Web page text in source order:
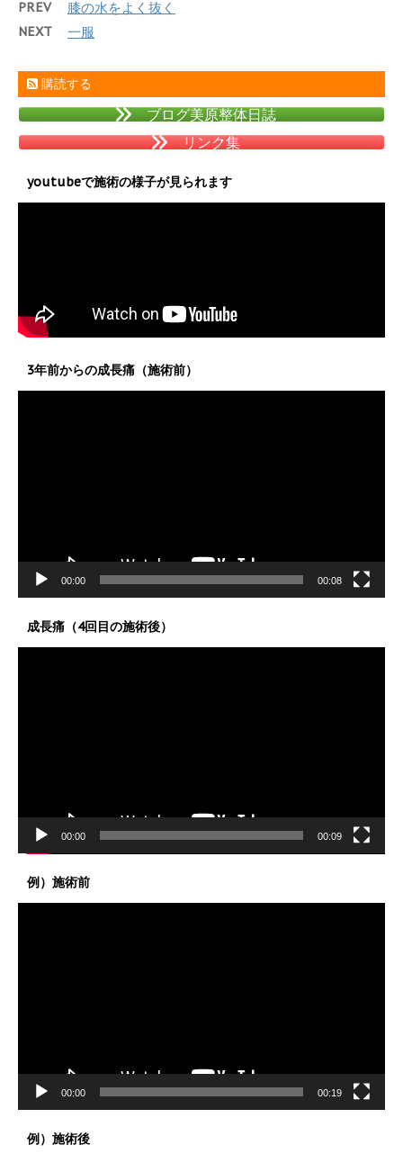
PREV 膝の水をよく抜く
NEXT 一服
購読する
ブログ美原整体日誌
リンク集
youtubeで施術の様子が見られます
3年前からの成長痛（施術前）
00:00 00:08
成長痛（4回目の施術後）
00:00 00:09
例）施術前
00:00 00:19
例）施術後